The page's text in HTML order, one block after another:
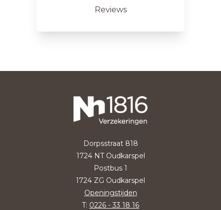
Reviews
Dorpsstraat 818
1724 NT Oudkarspel
Postbus 1
1724 ZG Oudkarspel
Openingstijden
T: 0226 - 33 18 16